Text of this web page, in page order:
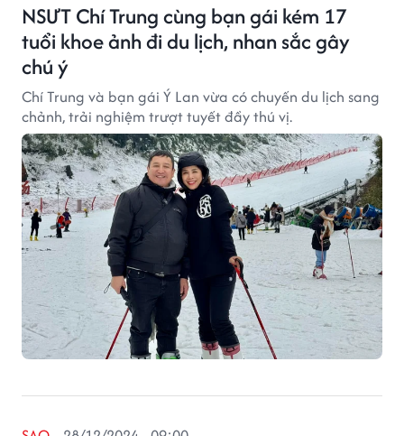
NSƯT Chí Trung cùng bạn gái kém 17
tuổi khoe ảnh đi du lịch, nhan sắc gây
chú ý
Chí Trung và bạn gái Ý Lan vừa có chuyến du lịch sang
chảnh, trải nghiệm trượt tuyết đầy thú vị.